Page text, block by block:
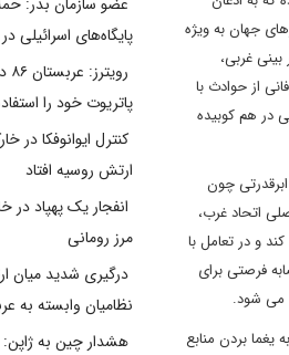
جهان به ویژه
غربی،
از حوادث با
در هم کوبیده
چون
اتحاد غرب،
و در تعامل با
فرصتی برای
می شود.
بردن منابع
پایگاه‌های اسرائیلی
پاتریوت خود را
کنترل ایوانوفکا در
ارتش روسیه افتاد
انفجار یک پهپاد در
مرز رومانی
درگیری شدید میان
نظامیان وابسته به
هشدار چین به ژاپن: